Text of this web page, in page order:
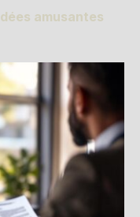
amusantes